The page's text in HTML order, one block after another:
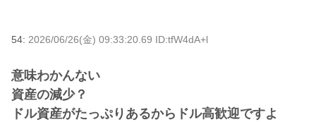
54: 2026/06/26(金) 09:33:20.69 ID:tfW4dA+l
意味わかんない
資産の減少？
ドル資産がたっぷりあるからドル高歓迎ですよ